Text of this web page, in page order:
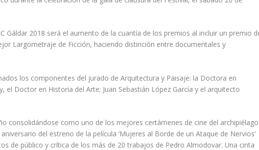
Gáldar 2018 será el aumento de la cuantía de los premios al incluir un premio
Largometraje de Ficción, haciendo distinción entre documentales y
los componentes del jurado de Arquitectura y Paisaje: la Doctora en
el Doctor en Historia del Arte; Juan Sebastián López García y el arquitecto
consolidándose como uno de los mejores certámenes de cine del
del estreno de la película ‘Mujeres al Borde de un Ataque de Nervios’
de público y crítica de los más de 20 trabajos de Pedro Almodovar. Una cinta